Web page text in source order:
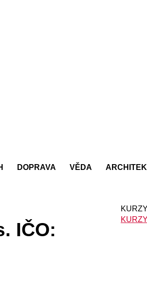
DOPRAVA VĚDA
IČO: